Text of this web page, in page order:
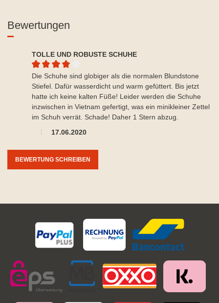
Bewertungen
TOLLE UND ROBUSTE SCHUHE
Durchschnittliche Bewertung von 4 von 5 Sternen
17.06.2020
Die Schuhe sind globiger als die normalen Blundstone
Stiefel. Dafür wasserdicht und warm gefüttert. Bis jetzt
hatte ich keine kalten Füße! Leider werden die Schuhe
inzwischen in Vietnam gefertigt, was ein minikleiner Zettel
im Schuh verrät. Schade! Daher 1 Stern abzug.
BEWERTUNG SCHREIBEN